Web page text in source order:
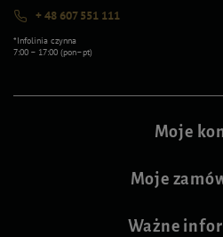
+ 48 607 551 111
*Infolinia czynna
7:00 – 17:00 (pon–pt)
Moje
Moje
Ważne